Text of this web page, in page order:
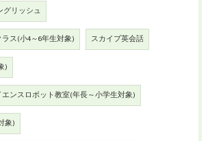
グリッシュ
ス(小4～6年生対象) スカイプ英会話
)
ンスロボット教室(年長～小学生対象)
象)